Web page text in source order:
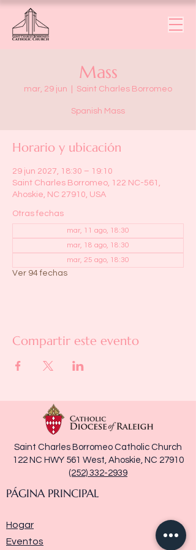
Mass
mar, 29 jun Saint Charles Borromeo
Spanish Mass
Horario y ubicación
29 jun 2027, 18:30 – 19:10
Saint Charles Borromeo, 122 NC-561,
Ahoskie, NC 27910, USA
Otras fechas
mar, 11 ago, 18:30
mar, 18 ago, 18:30
mar, 25 ago, 18:30
Ver 94 fechas
Compartir este evento
Saint Charles Borromeo Catholic Church
122 NC HWY 561 West, Ahoskie, NC 27910
(252) 332-2939
PÁGINA PRINCIPAL
Hogar
Eventos